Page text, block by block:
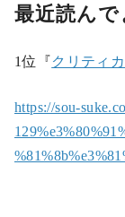
最近読ん
1位『クリティ
https://sou-